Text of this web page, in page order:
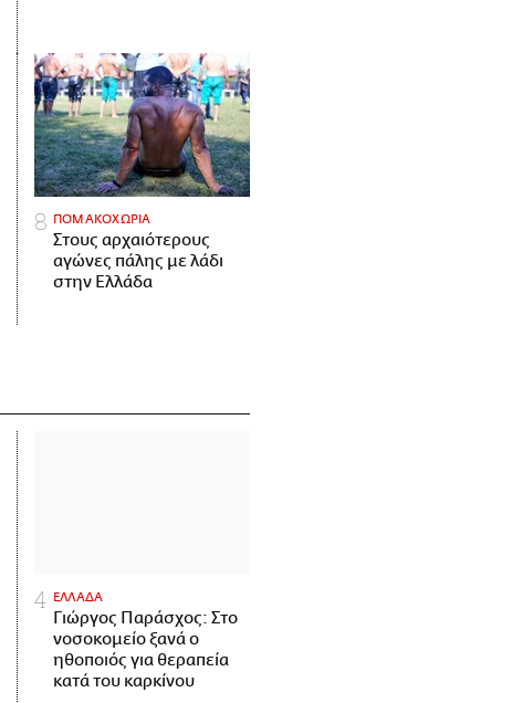
ΠΟΜΑΚΟΧΩΡΙΑ
Στους αρχαιότερους
αγώνες πάλης με λάδι
στην Ελλάδα
ΕΛΛΑΔΑ
Γιώργος Παράσχος: Στο
νοσοκομείο ξανά ο
ηθοποιός για θεραπεία
κατά του καρκίνου